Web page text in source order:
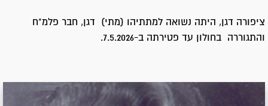
ציפורה דגן, היתה נשואה למתתיהו (מתי) דגן, חבר פלמ"ח
והתגוררה בחולון עד פטירתה ב-7.5.2026.